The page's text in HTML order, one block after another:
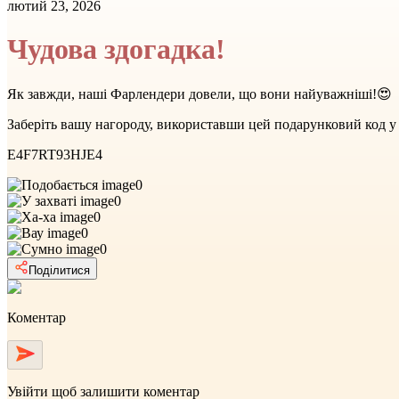
лютий 23, 2026
Чудова здогадка!
Як завжди, наші Фарлендери довели, що вони найуважніші!😍
Заберіть вашу нагороду, використавши цей подарунковий код у
E4F7RT93HJE4
0
0
0
0
0
Поділитися
Коментар
Увійти щоб залишити коментар